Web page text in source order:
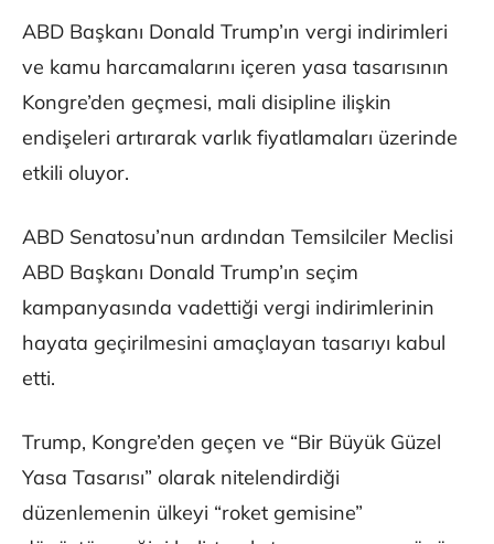
ABD Başkanı Donald Trump’ın vergi indirimleri
ve kamu harcamalarını içeren yasa tasarısının
Kongre’den geçmesi, mali disipline ilişkin
endişeleri artırarak varlık fiyatlamaları üzerinde
etkili oluyor.
ABD Senatosu’nun ardından Temsilciler Meclisi
ABD Başkanı Donald Trump’ın seçim
kampanyasında vadettiği vergi indirimlerinin
hayata geçirilmesini amaçlayan tasarıyı kabul
etti.
Trump, Kongre’den geçen ve “Bir Büyük Güzel
Yasa Tasarısı” olarak nitelendirdiği
düzenlemenin ülkeyi “roket gemisine”